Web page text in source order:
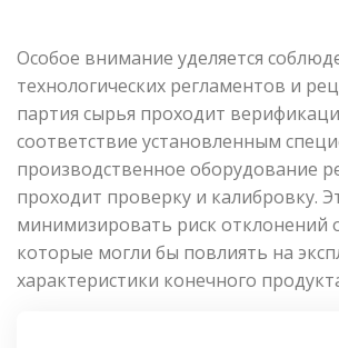
Особое внимание уделяется
технологических регламентов и
партия сырья проходит
соответствие установленным
производственное оборудование
проходит проверку и калибровку.
минимизировать риск отклонений
которые могли бы повлиять на
характеристики конечного